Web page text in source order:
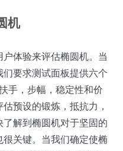
机
体验来评估椭圆机。当
要求测试面板提供六个
手，步幅，稳定性和价
预设的锻炼，抵抗力，
解到椭圆机对于坚固的
关键。当我们确定使椭